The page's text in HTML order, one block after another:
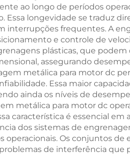
ao longo de períodos
longevidade se traduz
frequentes. A
e controle de
plásticas, que podem
assegurando
metálica para motor dc
Essa maior
ainda os níveis de
metálica para motor dc
característica é essencial
dos sistemas de
operacionais. Os conjuntos
de interferência que